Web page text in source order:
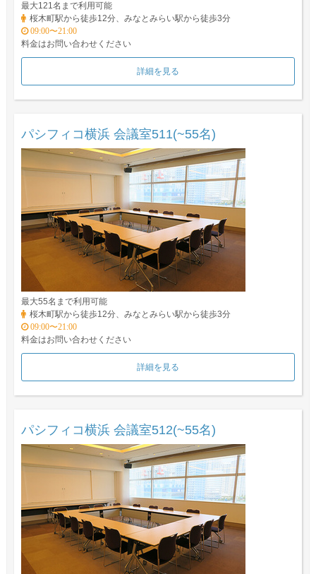
最大121名まで利用可能
桜木町駅から徒歩12分、みなとみらい駅から徒歩3分
09:00〜21:00
料金はお問い合わせください
詳細を見る
パシフィコ横浜 会議室511(~55名)
最大55名まで利用可能
桜木町駅から徒歩12分、みなとみらい駅から徒歩3分
09:00〜21:00
料金はお問い合わせください
詳細を見る
パシフィコ横浜 会議室512(~55名)